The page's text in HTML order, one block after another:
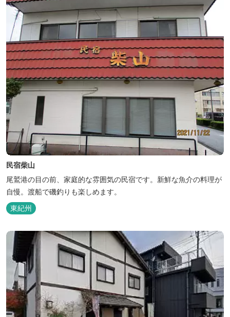
民宿柴山
尾鷲港の目の前、家庭的な雰囲気の民宿です。新鮮な魚介の料理が
自慢。渡船で磯釣りも楽しめます。
東紀州